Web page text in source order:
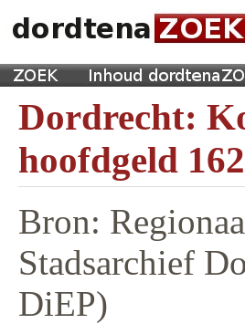
Dordrecht:
hoofdgeld
Bron:
Stadsarchief
DiEP)